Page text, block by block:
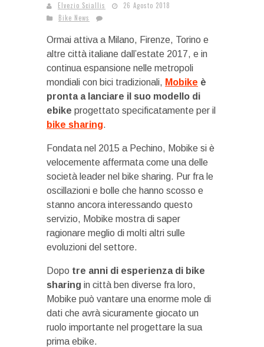
Elvezio Sciallis
26 Agosto 2018
Bike News
Ormai attiva a Milano, Firenze, Torino e
altre città italiane dall’estate 2017, e in
continua espansione nelle metropoli
mondiali con bici tradizionali, Mobike è
pronta a lanciare il suo modello di
ebike progettato specificatamente per il
bike sharing.
Fondata nel 2015 a Pechino, Mobike si è
velocemente affermata come una delle
società leader nel bike sharing. Pur fra le
oscillazioni e bolle che hanno scosso e
stanno ancora interessando questo
servizio, Mobike mostra di saper
ragionare meglio di molti altri sulle
evoluzioni del settore.
Dopo tre anni di esperienza di bike
sharing in città ben diverse fra loro,
Mobike può vantare una enorme mole di
dati che avrà sicuramente giocato un
ruolo importante nel progettare la sua
prima ebike.